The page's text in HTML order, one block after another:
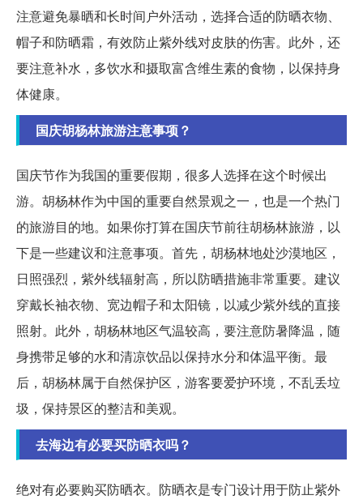
注意避免暴晒和长时间户外活动，选择合适的防晒衣物、
帽子和防晒霜，有效防止紫外线对皮肤的伤害。此外，还
要注意补水，多饮水和摄取富含维生素的食物，以保持身
体健康。
国庆胡杨林旅游注意事项？
国庆节作为我国的重要假期，很多人选择在这个时候出
游。胡杨林作为中国的重要自然景观之一，也是一个热门
的旅游目的地。如果你打算在国庆节前往胡杨林旅游，以
下是一些建议和注意事项。首先，胡杨林地处沙漠地区，
日照强烈，紫外线辐射高，所以防晒措施非常重要。建议
穿戴长袖衣物、宽边帽子和太阳镜，以减少紫外线的直接
照射。此外，胡杨林地区气温较高，要注意防暑降温，随
身携带足够的水和清凉饮品以保持水分和体温平衡。最
后，胡杨林属于自然保护区，游客要爱护环境，不乱丢垃
圾，保持景区的整洁和美观。
去海边有必要买防晒衣吗？
绝对有必要购买防晒衣。防晒衣是专门设计用于防止紫外